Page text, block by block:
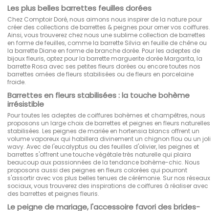
Les plus belles barrettes feuilles dorées
Chez Comptoir Doré, nous aimons nous inspirer de la nature pour
créer des collections de barrettes & peignes pour orner vos coiffures.
Ainsi, vous trouverez chez nous une sublime collection de barrettes
en forme de feuilles, comme la barrette Silvia en feuille de chêne ou
la barrette Diane en forme de branche dorée. Pour les adeptes de
bijoux fleuris, optez pour la barrette marguerite dorée Margarita, la
barrette Rosa avec ses petites fleurs dorées ou encore toutes nos
barrettes ornées de fleurs stabilisées ou de fleurs en porcelaine
froide.
Barrettes en fleurs stabilisées : la touche bohème
irrésistible
Pour toutes les adeptes de coiffures bohèmes et champêtres, nous
proposons un large choix de barrettes et peignes en fleurs naturelles
stabilisées. Les peignes de mariée en hortensia blancs offrent un
volume vaporeux qui habillera divinement un chignon flou ou un joli
wavy. Avec de l'eucalyptus ou des feuilles d'olivier, les peignes et
barrettes s'offrent une touche végétale très naturelle qui plaira
beaucoup aux passionnées de la tendance bohème-chic. Nous
proposons aussi des peignes en fleurs colorées qui pourront
s'assortir avec vos plus belles tenues de cérémonie. Sur nos réseaux
sociaux, vous trouverez des inspirations de coiffures à réaliser avec
des barrettes et peignes fleuris.
Le peigne de mariage, l'accessoire favori des brides-